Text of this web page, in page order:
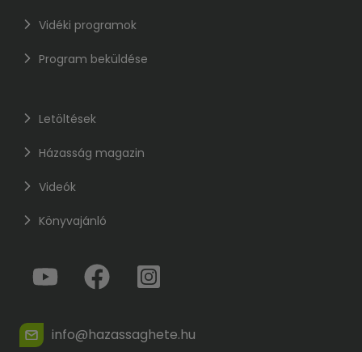
Vidéki programok
Program beküldése
Letöltések
Házasság magazin
Videók
Könyvajánló
info@hazassaghete.hu